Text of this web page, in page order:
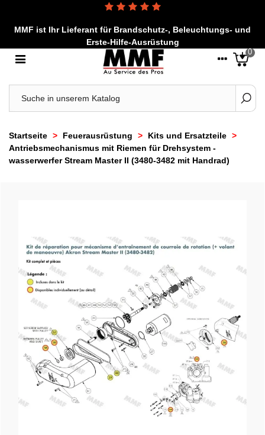
MMF ist Ihr Lieferant für Brandschutz-, Beleuchtungs- und
Erste-Hilfe-Ausrüstung
0
Startseite > Feuerausrüstung > Kits und Ersatzteile >
Antriebsmechanismus mit Riemen für Drehsystem -
wasserwerfer Stream Master II (3480-3482 mit Handrad)